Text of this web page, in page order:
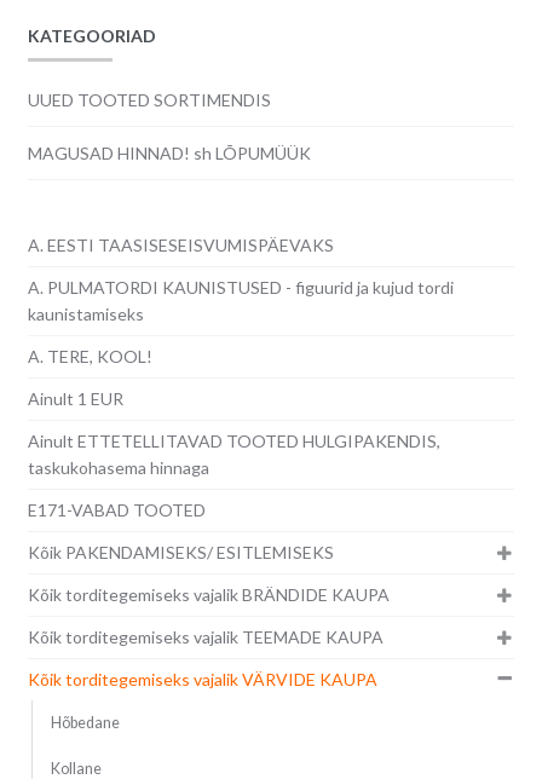
KATEGOORIAD
UUED TOOTED SORTIMENDIS
MAGUSAD HINNAD! sh LÕPUMÜÜK
A. EESTI TAASISESEISVUMISPÄEVAKS
A. PULMATORDI KAUNISTUSED - figuurid ja kujud tordi
kaunistamiseks
A. TERE, KOOL!
Ainult 1 EUR
Ainult ETTETELLITAVAD TOOTED HULGIPAKENDIS,
taskukohasema hinnaga
E171-VABAD TOOTED
Kõik PAKENDAMISEKS/ ESITLEMISEKS
Kõik torditegemiseks vajalik BRÄNDIDE KAUPA
Kõik torditegemiseks vajalik TEEMADE KAUPA
Kõik torditegemiseks vajalik VÄRVIDE KAUPA
Hõbedane
Kollane